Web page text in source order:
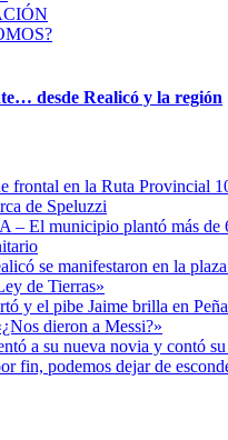
frontal en la Ruta Provincial
de Speluzzi
– El municipio plantó más de
se manifestaron en la
de Tierras»
y el pibe Jaime brilla en
dieron a Messi?»
a su nueva novia y contó
fin, podemos dejar de